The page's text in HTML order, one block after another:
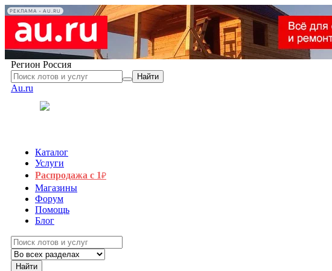
РЕКЛАМА • AU.RU
Регион Россия
Найти
Au.ru
Каталог
Услуги
Распродажа с 1₽
Магазины
Форум
Помощь
Блог
Найти